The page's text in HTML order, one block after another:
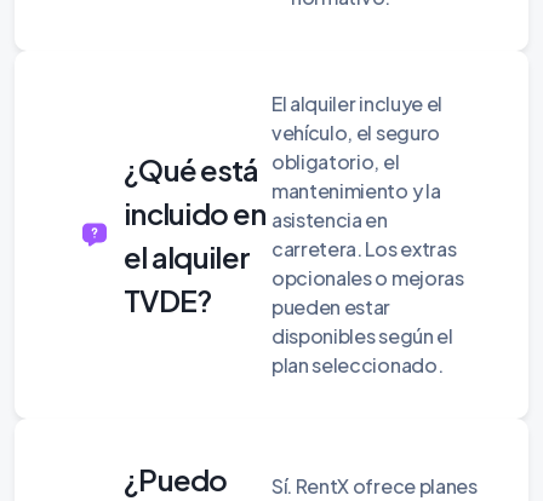
¿Qué está
incluido en
el alquiler
TVDE?
El alquiler incluye el
vehículo, el seguro
obligatorio, el
mantenimiento y la
asistencia en
carretera. Los extras
opcionales o mejoras
pueden estar
disponibles según el
plan seleccionado.
¿Puedo
Sí. RentX ofrece planes